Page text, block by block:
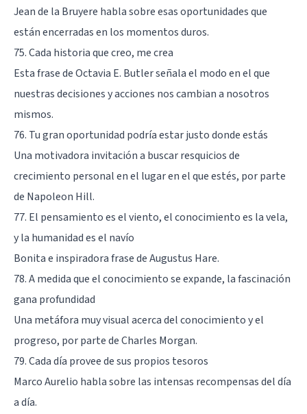
Jean de la Bruyere habla sobre esas oportunidades que
están encerradas en los momentos duros.
75. Cada historia que creo, me crea
Esta frase de Octavia E. Butler señala el modo en el que
nuestras decisiones y acciones nos cambian a nosotros
mismos.
76. Tu gran oportunidad podría estar justo donde estás
Una motivadora invitación a buscar resquicios de
crecimiento personal en el lugar en el que estés, por parte
de Napoleon Hill.
77. El pensamiento es el viento, el conocimiento es la vela,
y la humanidad es el navío
Bonita e inspiradora frase de Augustus Hare.
78. A medida que el conocimiento se expande, la fascinación
gana profundidad
Una metáfora muy visual acerca del conocimiento y el
progreso, por parte de Charles Morgan.
79. Cada día provee de sus propios tesoros
Marco Aurelio habla sobre las intensas recompensas del día
a día.